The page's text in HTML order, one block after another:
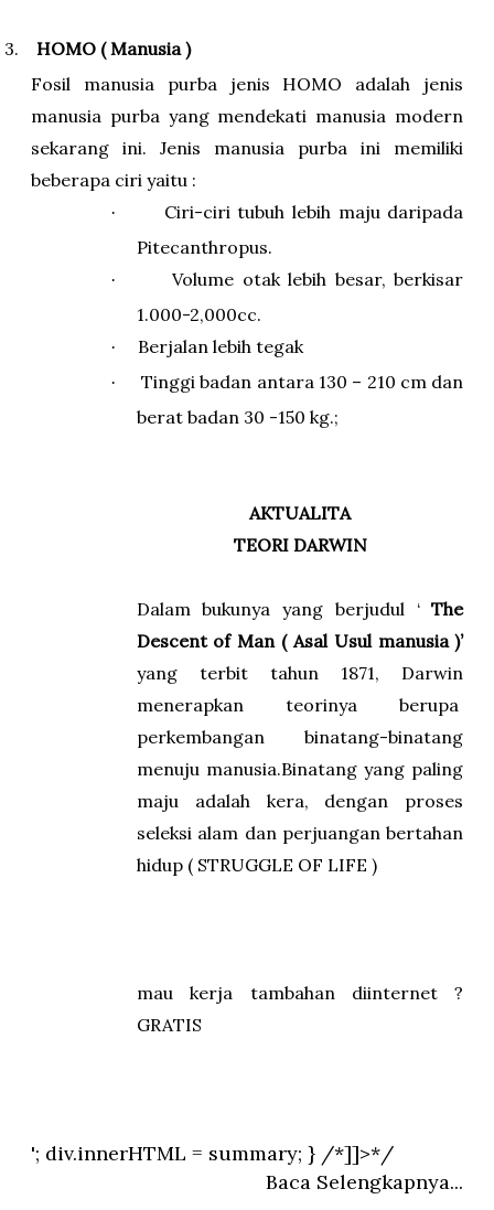
3.
HOMO ( Manusia )
Fosil manusia purba jenis HOMO adalah jenis
manusia purba yang mendekati manusia modern
sekarang ini. Jenis manusia purba ini memiliki
beberapa ciri yaitu :
·
Ciri-ciri tubuh lebih maju daripada
Pitecanthropus.
·
Volume otak lebih besar, berkisar
1.000-2,000cc.
· Berjalan lebih tegak
·
Tinggi badan antara 130 – 210 cm dan
berat badan 30 -150 kg.;
AKTUALITA
TEORI DARWIN
Dalam bukunya yang berjudul ‘The
Descent of Man ( Asal Usul manusia )’
yang terbit tahun 1871, Darwin
menerapkan teorinya berupa
perkembangan binatang-binatang
menuju manusia.Binatang yang paling
maju adalah kera, dengan proses
seleksi alam dan perjuangan bertahan
hidup ( STRUGGLE OF LIFE )
mau kerja tambahan diinternet ?
GRATIS
'; div.innerHTML = summary; } /*]]>*/
Baca Selengkapnya...